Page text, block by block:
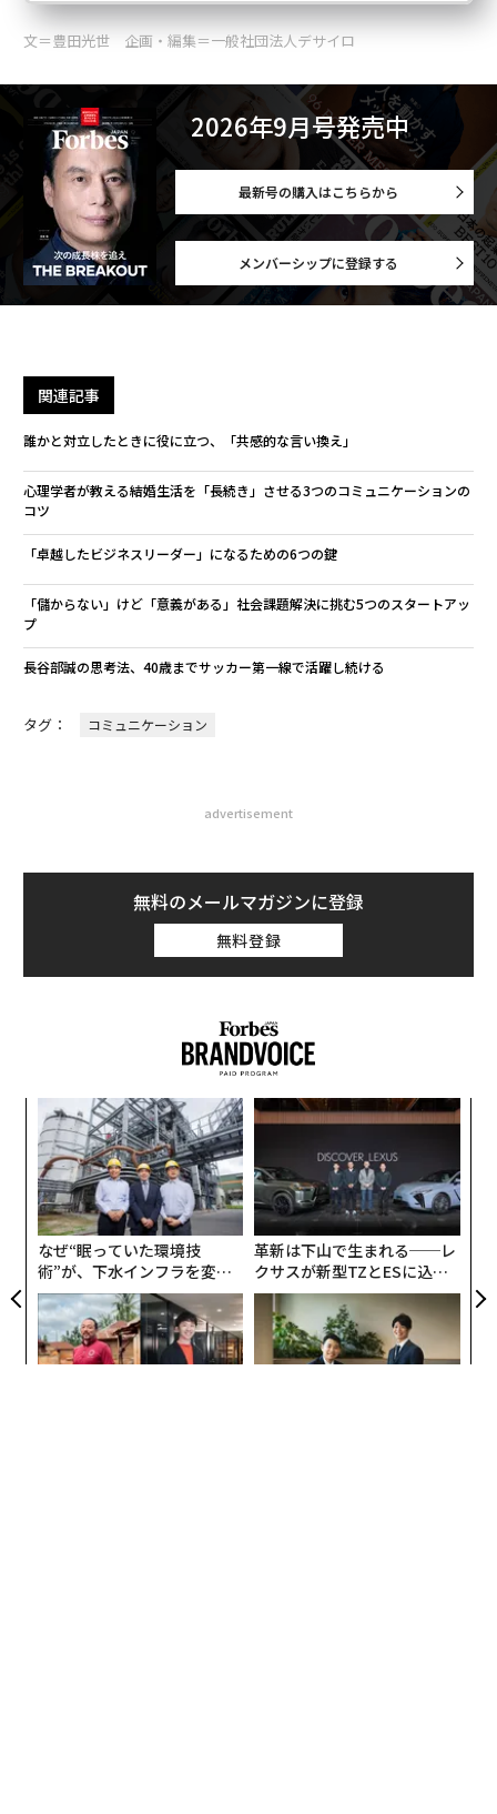
文＝豊田光世 企画・編集＝一般社団法人デサイロ
2026年9月号発売中
最新号の購入はこちらから
メンバーシップに登録する
関連記事
誰かと対立したときに役に立つ、「共感的な言い換え」
心理学者が教える結婚生活を「長続き」させる3つのコミュニケーションの
コツ
「卓越したビジネスリーダー」になるための6つの鍵
「儲からない」けど「意義がある」社会課題解決に挑む5つのスタートアッ
プ
長谷部誠の思考法、40歳までサッカー第一線で活躍し続ける
タグ： コミュニケーション
advertisement
無料のメールマガジンに登録
無料登録
なぜ“眠っていた環境技
術”が、下水インフラを変え
たのか──産総研×月島JFE
アクアソリューションの10年
革新は下山で生まれる──レ
クサスが新型TZとESに込め
た「DISCOVER」の哲学